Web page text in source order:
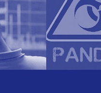
전 세계적 경기 둔화
가져올 시나리오
져올 시나리오
리오
져올 시나리오